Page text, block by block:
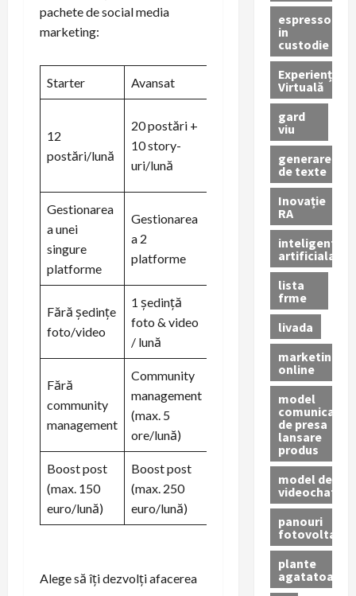
pachete de social media
marketing:
Starter Avansat
12
postări/lună
20 postări +
10 story-
uri/lună
30 postări +
20 story-uri
+ 10 Reel-uri
Gestionarea
a unei
singure
platforme
Gestionarea
a 2
platforme
Gestionarea
Fără ședințe
foto/video
1 ședință
foto & video
/ lună
foto & video
Fără
community
management
Community
management
(max. 5
ore/lună)
management
Boost post
(max. 150
euro/lună)
Boost post
(max. 250
euro/lună)
Boost post
euro/lună)
Alege să îți dezvolți afacerea
espressor
in
custodie
Experiență
Virtuală
gard
viu
generare
de texte
Inovație
RA
inteligenta
artificiala
lista
frme
livada
marketing
online
model
comunicat
de presa
lansare
produs
model de
videochat
panouri
fotovoltaice
plante
agatatoare